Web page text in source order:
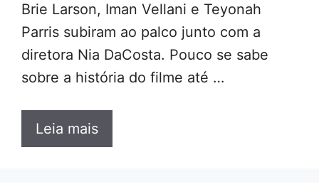
Brie Larson, Iman Vellani e Teyonah
Parris subiram ao palco junto com a
diretora Nia DaCosta. Pouco se sabe
sobre a história do filme até …
Leia mais